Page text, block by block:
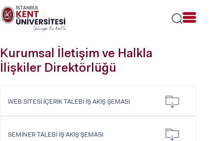
Lütfen
dikkat:
Bu
bir
erişilebilirlik
sistemi
Kurumsal İletişim ve Halkla
İlişkiler Direktörlüğü
WEB SİTESİ İÇERİK TALEBİ İŞ AKIŞ ŞEMASI
SEMİNER TALEBİ İŞ AKIŞ ŞEMASI